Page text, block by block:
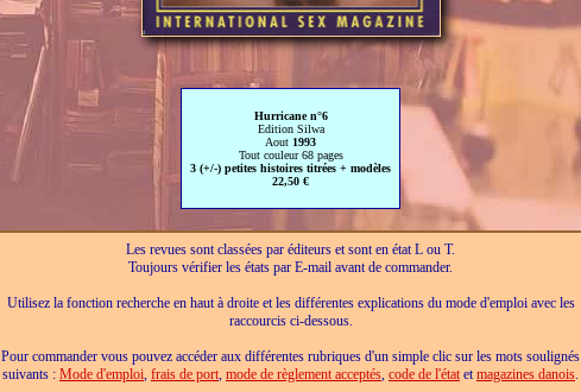
Hurricane n°6
Edition Silwa
Aout 1993
Tout couleur 68 pages
3 (+/-) petites histoires titrées + modèles
22,50 €
Les revues sont classées par éditeurs et sont en état L ou T.
Toujours vérifier les états par E-mail avant de commander.
Utilisez la fonction recherche en haut à droite et les différentes explications du mode d'emploi avec les
raccourcis ci-dessous.
Pour commander vous pouvez accéder aux différentes rubriques d'un simple clic sur les mots soulignés
suivants : Mode d'emploi, frais de port, mode de règlement acceptés, code de l'état etmagazines danois.